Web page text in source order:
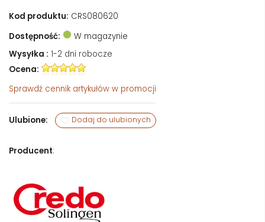
Kod produktu: CRS080620
Dostępność:
W magazynie
Wysyłka : 1-2 dni robocze
Ocena:
Sprawdź cennik artykułów w promocji
Ulubione: Dodaj do ulubionych
Producent: